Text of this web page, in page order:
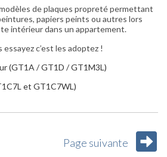
de plaques propreté permettant
papiers peints ou autres lors
intérieur dans un appartement.
c’est les adoptez !
(GT1A / GT1D / GT1M3L)
et GT1C7WL)
Page suivante